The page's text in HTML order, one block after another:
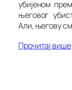
убијеном
његовог
Али, његову
Прочитај више